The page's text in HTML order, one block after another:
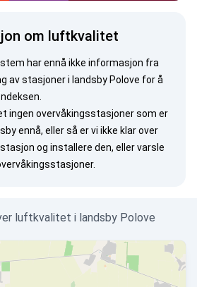
om luftkvalitet
har ennå ikke informasjon fra
av stasjoner i landsby Polove for å
ingen overvåkingsstasjoner som er
ennå, eller så er vi ikke klar over
og installere den, ellervarsle
luftkvalitet i landsby Polove